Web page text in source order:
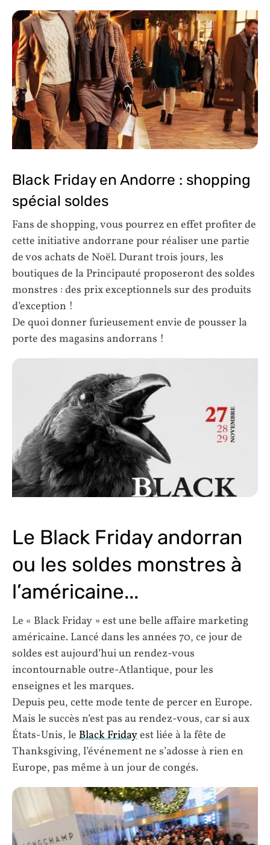
Black Friday en Andorre : shopping
spécial soldes
Fans de shopping, vous pourrez en effet profiter de
cette initiative andorrane pour réaliser une partie
de vos achats de Noël. Durant trois jours, les
boutiques de la Principauté proposeront des soldes
monstres : des prix exceptionnels sur des produits
d’exception !
De quoi donner furieusement envie de pousser la
porte des magasins andorrans !
Le Black Friday andorran
ou les soldes monstres à
l’américaine...
Le « Black Friday » est une belle affaire marketing
américaine. Lancé dans les années 70, ce jour de
soldes est aujourd’hui un rendez-vous
incontournable outre-Atlantique, pour les
enseignes et les marques.
Depuis peu, cette mode tente de percer en Europe.
Mais le succès n’est pas au rendez-vous, car si aux
États-Unis, le Black Fridayest liée à la fête de
Thanksgiving, l’événement ne s’adosse à rien en
Europe, pas même à un jour de congés.